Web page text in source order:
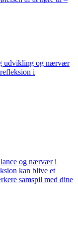
udvikling og nærvær
i
og nærvær i
kan blive et
samspil med dine